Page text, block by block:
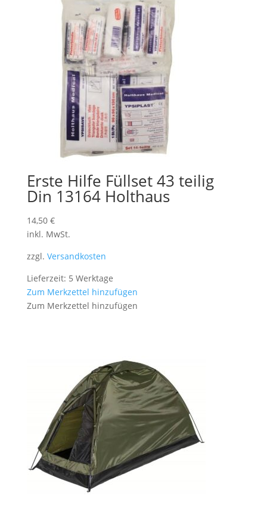
Erste Hilfe Füllset 43 teilig
Din 13164 Holthaus
14,50 €
inkl. MwSt.
zzgl. Versandkosten
Lieferzeit: 5 Werktage
Zum Merkzettel hinzufügen
Zum Merkzettel hinzufügen